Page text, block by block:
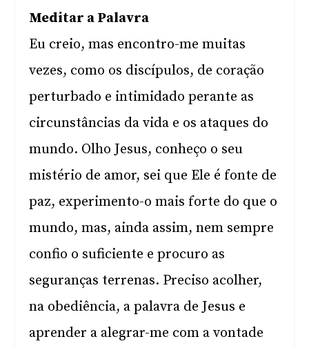
Meditar a Palavra
Eu creio, mas encontro-me muitas
vezes, como os discípulos, de coração
perturbado e intimidado perante as
circunstâncias da vida e os ataques do
mundo. Olho Jesus, conheço o seu
mistério de amor, sei que Ele é fonte de
paz, experimento-o mais forte do que o
mundo, mas, ainda assim, nem sempre
confio o suficiente e procuro as
seguranças terrenas. Preciso acolher,
na obediência, a palavra de Jesus e
aprender a alegrar-me com a vontade